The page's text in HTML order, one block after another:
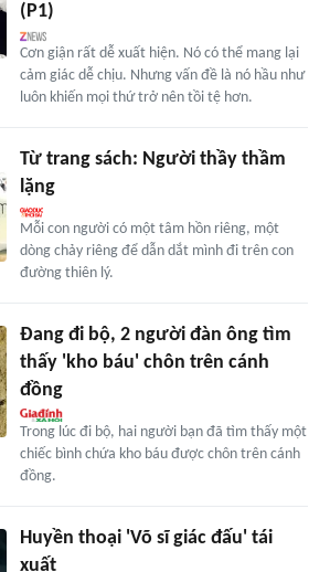
(P1)
Cơn giận rất dễ xuất hiện. Nó có thể mang lại
cảm giác dễ chịu. Nhưng vấn đề là nó hầu như
luôn khiến mọi thứ trở nên tồi tệ hơn.
Từ trang sách: Người thầy thầm
lặng
Mỗi con người có một tâm hồn riêng, một
dòng chảy riêng để dẫn dắt mình đi trên con
đường thiên lý.
Đang đi bộ, 2 người đàn ông tìm
thấy 'kho báu' chôn trên cánh
đồng
Trong lúc đi bộ, hai người bạn đã tìm thấy một
chiếc bình chứa kho báu được chôn trên cánh
đồng.
Huyền thoại 'Võ sĩ giác đấu' tái
xuất